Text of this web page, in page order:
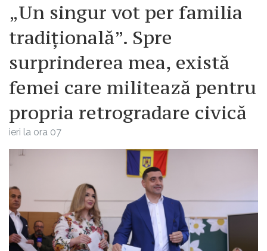
„Un singur vot per familia
tradițională”. Spre
surprinderea mea, există
femei care militează pentru
propria retrogradare civică
ieri la ora 07